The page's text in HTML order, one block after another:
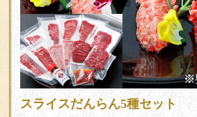
スライスだんらん5種セット